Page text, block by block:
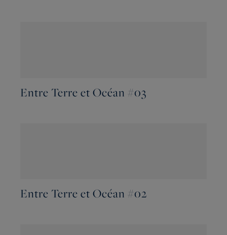
Entre Terre et Océan #03
Entre Terre et Océan #02